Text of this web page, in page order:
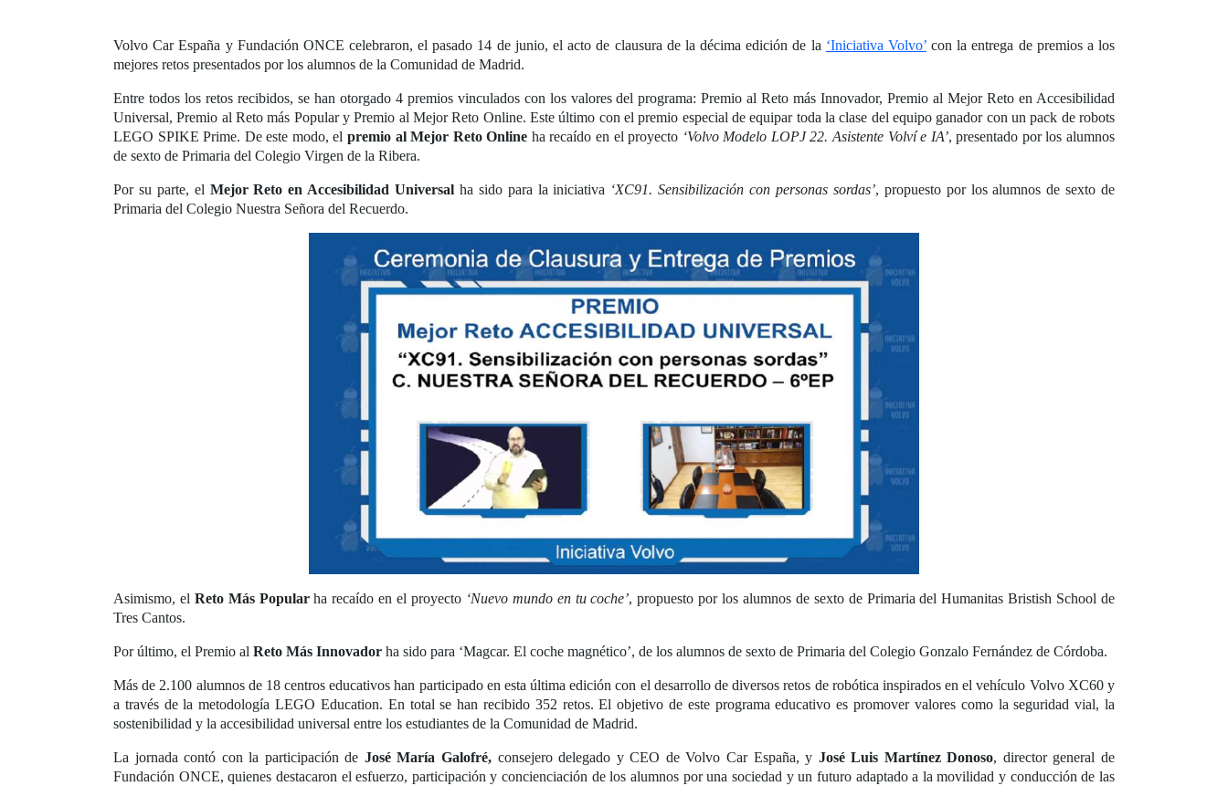
Volvo Car España y Fundación ONCE celebraron, el pasado 14 de junio, el acto de clausura de la décima edición de la ‘Iniciativa Volvo’con la entrega de premios a los
mejores retos presentados por los alumnos de la Comunidad de Madrid.
Entre todos los retos recibidos, se han otorgado 4 premios vinculados con los valores del programa: Premio al Reto más Innovador, Premio al Mejor Reto en Accesibilidad
Universal, Premio al Reto más Popular y Premio al Mejor Reto Online. Este último con el premio especial de equipar toda la clase del equipo ganador con un pack de robots
LEGO SPIKE Prime. De este modo, el premio al Mejor Reto Online ha recaído en el proyecto ‘Volvo Modelo LOPJ 22. Asistente Volví e IA’, presentado por los alumnos
de sexto de Primaria del Colegio Virgen de la Ribera.
Por su parte, el Mejor Reto en Accesibilidad Universal ha sido para la iniciativa ‘XC91. Sensibilización con personas sordas’, propuesto por los alumnos de sexto de
Primaria del Colegio Nuestra Señora del Recuerdo.
Asimismo, el Reto Más Popularha recaído en el proyecto ‘Nuevo mundo en tu coche’, propuesto por los alumnos de sexto de Primaria del Humanitas Bristish School de
Tres Cantos.
Por último, el Premio al Reto Más Innovador ha sido para ‘Magcar. El coche magnético’, de los alumnos de sexto de Primaria del Colegio Gonzalo Fernández de Córdoba.
Más de 2.100 alumnos de 18 centros educativos han participado en esta última edición con el desarrollo de diversos retos de robótica inspirados en el vehículo Volvo XC60 y
a través de la metodología LEGO Education. En total se han recibido 352 retos. El objetivo de este programa educativo es promover valores como la seguridad vial, la
sostenibilidad y la accesibilidad universal entre los estudiantes de la Comunidad de Madrid.
La jornada contó con la participación de José María Galofré, consejero delegado y CEO de Volvo Car España, y José Luis Martínez Donoso, director general de
Fundación ONCE, quienes destacaron el esfuerzo, participación y concienciación de los alumnos por una sociedad y un futuro adaptado a la movilidad y conducción de las